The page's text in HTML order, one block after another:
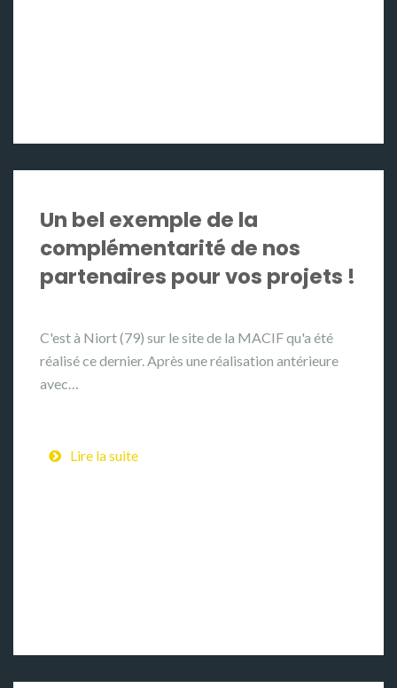
Un bel exemple de la
complémentarité de nos
partenaires pour vos projets !
C'est à Niort (79) sur le site de la MACIF qu'a été
réalisé ce dernier. Après une réalisation antérieure
avec…
Lire la suite